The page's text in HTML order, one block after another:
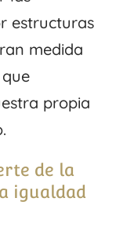
estructuras
medida
propia
de la
igualdad